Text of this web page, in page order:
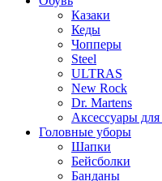
Казаки
Кеды
Чопперы
Steel
ULTRAS
New Rock
Dr. Martens
Аксессуары для
Головные уборы
Шапки
Бейсболки
Банданы